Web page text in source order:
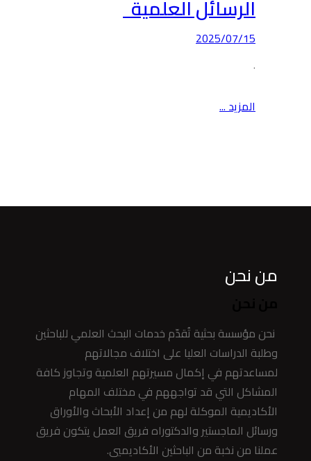
الرسائل العلمية
2025/07/15
.
المزيد ...
من نحن
نحن مؤسسة بحثية تُقدّم خدمات البحث العلمي للباحثين
وطلبة الدراسات العليا على اختلاف مجالاتهم
لمساعدتهم في إكمال مسيرتهم العلمية وتجاوز كافة
المشاكل التي قد تواجههم في مختلف المهام
الأكاديمية الموكلة لهم من إعداد الأبحاث والأوراق
ورسائل الماجستير والدكتوراه فريق العمل يتكون فريق
عملنا من نخبة من الباحثين الأكاديميي.